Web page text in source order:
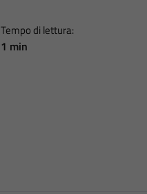
Tempo di lettura:
1 min